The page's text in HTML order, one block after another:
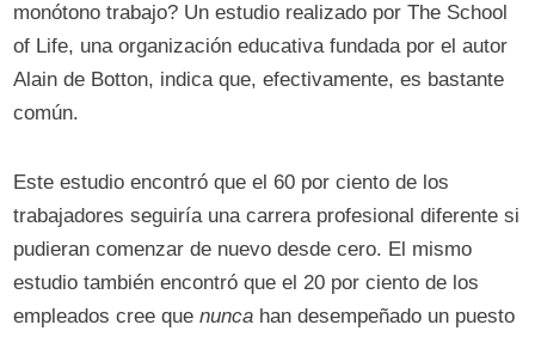
monótono trabajo? Un estudio realizado por The School
of Life, una organización educativa fundada por el autor
Alain de Botton, indica que, efectivamente, es bastante
común.
Este estudio encontró que el 60 por ciento de los
trabajadores seguiría una carrera profesional diferente si
pudieran comenzar de nuevo desde cero. El mismo
estudio también encontró que el 20 por ciento de los
empleados cree quenunca han desempeñado un puesto